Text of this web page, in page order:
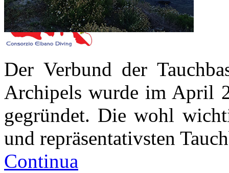
Der Verbund der
Archipels wurde im April
gegründet. Die wohl
und repräsentativsten
Continua